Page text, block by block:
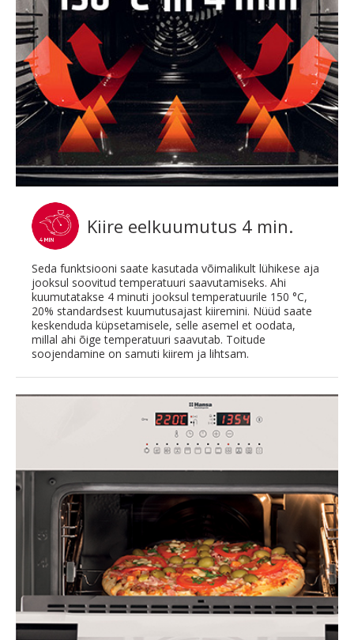
Kiire eelkuumutus 4 min.
Seda funktsiooni saate kasutada võimalikult lühikese aja
jooksul soovitud temperatuuri saavutamiseks. Ahi
kuumutatakse 4 minuti jooksul temperatuurile 150 °C,
20% standardsest kuumutusajast kiiremini. Nüüd saate
keskenduda küpsetamisele, selle asemel et oodata,
millal ahi õige temperatuuri saavutab. Toitude
soojendamine on samuti kiirem ja lihtsam.